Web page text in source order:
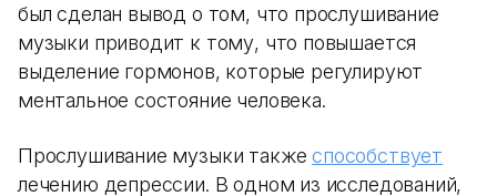
был сделан вывод о том, что прослушивание
музыки приводит к тому, что повышается
выделение гормонов, которые регулируют
ментальное состояние человека.
Прослушивание музыки такжеспособствует
лечению депрессии. В одном из исследований,